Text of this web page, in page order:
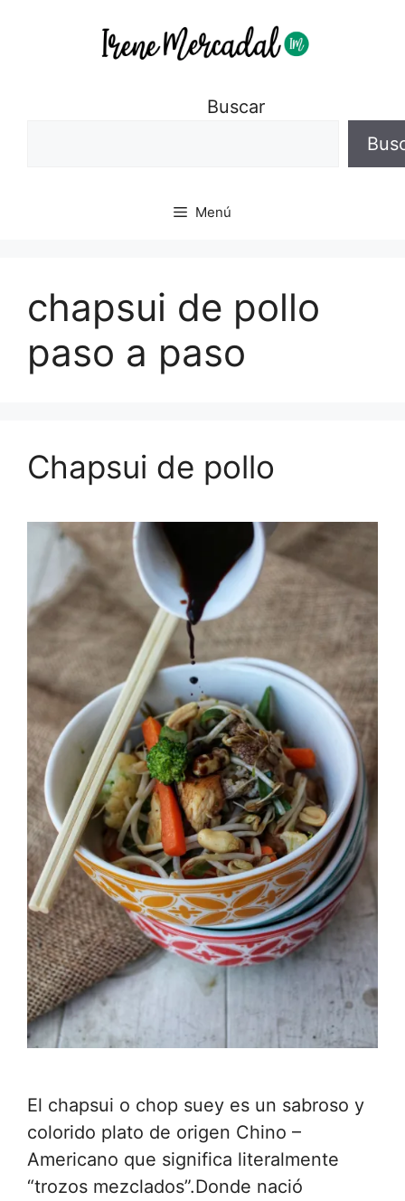
Buscar
Menú
chapsui de pollo
paso a paso
Chapsui de pollo
El chapsui o chop suey es un sabroso y
colorido plato de origen Chino –
Americano que significa literalmente
“trozos mezclados”.Donde nació